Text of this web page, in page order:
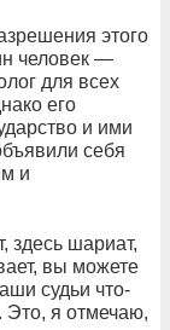
этого
человек —
для всех
его
и ими
себя
и
здесь шариат,
вы можете
судьи что-
Это, я отмечаю,